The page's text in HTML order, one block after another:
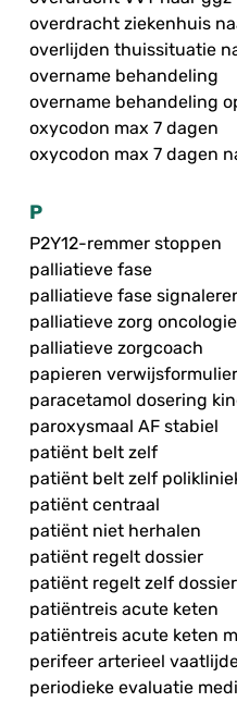
overdracht ziekenhuis
overlijden thuissituatie
overname behandeling
overname behandeling
oxycodon max 7 dagen
oxycodon max 7 dagen
P
P2Y12-remmer stoppen
palliatieve fase
palliatieve fase
palliatieve zorg oncologie
palliatieve zorgcoach
papieren
paracetamol dosering
paroxysmaal AF stabiel
patiënt belt zelf
patiënt belt zelf
patiënt centraal
patiënt niet herhalen
patiënt regelt dossier
patiënt regelt zelf
patiëntreis acute keten
patiëntreis acute keten
perifeer arterieel
periodieke evaluatie